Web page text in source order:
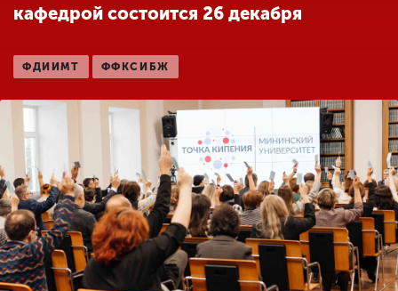
Сведения об
образовательной
организации
ENG SPN CHI
кафедрой состоится 26 декабря
ФДИИМТ ФФКСИБЖ